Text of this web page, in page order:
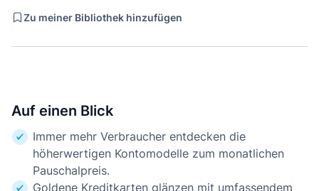
Zu meiner Bibliothek hinzufügen
Auf einen Blick
Immer mehr Verbraucher entdecken die
höherwertigen Kontomodelle zum monatlichen
Pauschalpreis.
Goldene Kreditkarten glänzen mit umfassendem